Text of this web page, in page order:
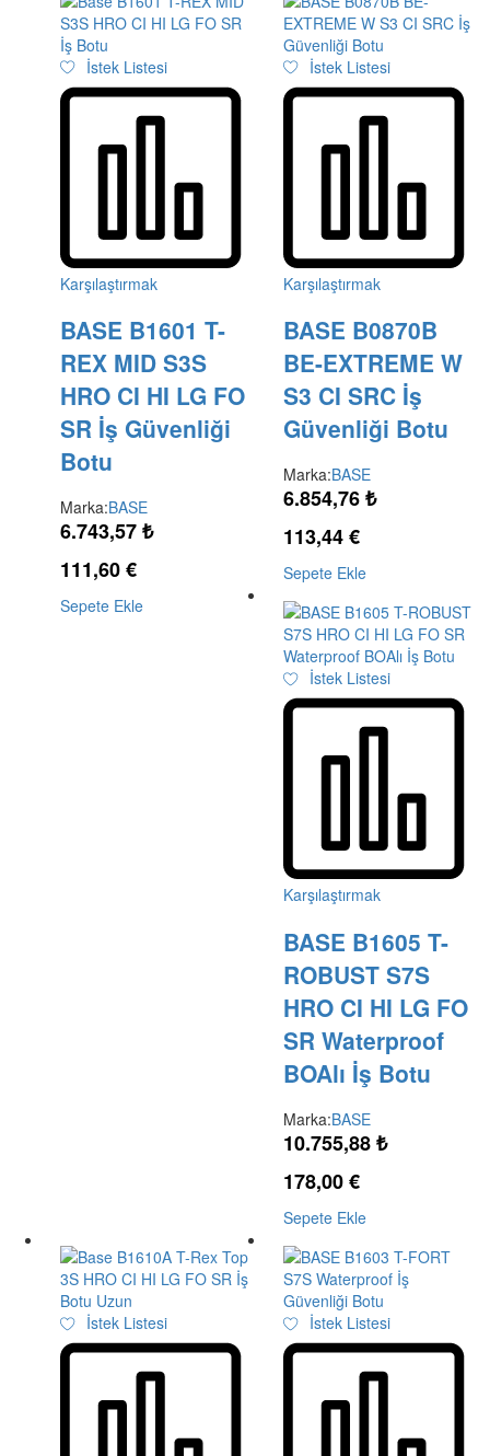
İstek Listesi
Karşılaştırmak
BASE B1601 T-
REX MID S3S
HRO CI HI LG FO
SR İş Güvenliği
Botu
Marka:BASE
6.743,57₺
111,60€
Sepete Ekle
İstek Listesi
Karşılaştırmak
BASE B0870B
BE-EXTREME W
S3 CI SRC İş
Güvenliği Botu
Marka:BASE
6.854,76₺
113,44€
Sepete Ekle
İstek Listesi
Karşılaştırmak
BASE B1605 T-
ROBUST S7S
HRO CI HI LG FO
SR Waterproof
BOAlı İş Botu
Marka:BASE
10.755,88₺
178,00€
Sepete Ekle
İstek Listesi İstek Listesi